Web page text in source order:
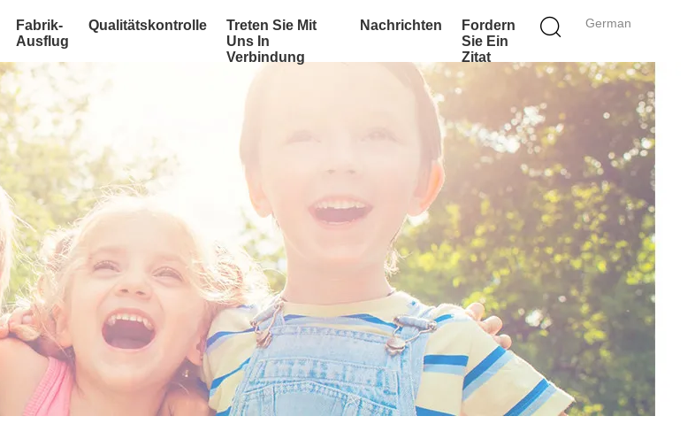
German
Fabrik-
Ausflug
Qualitätskontrolle
Treten Sie Mit
Uns In
Verbindung
Nachrichten
Fordern
Sie Ein
Zitat